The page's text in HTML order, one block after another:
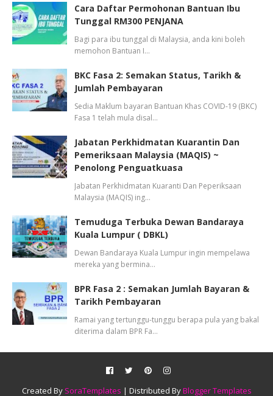
Cara Daftar Permohonan Bantuan Ibu
Tunggal RM300 PENJANA
Bagi para ibu tunggal di Malaysia, anda kini boleh
memohon Bantuan I…
BKC Fasa 2: Semakan Status, Tarikh &
Jumlah Pembayaran
Sedia Maklum bayaran Bantuan Khas COVID-19 (BKC)
Fasa 1 telah mula disal…
Jabatan Perkhidmatan Kuarantin Dan
Pemeriksaan Malaysia (MAQIS) ~
Penolong Penguatkuasa
Jabatan Perkhidmatan Kuaranti Dan Peperiksaan
Malaysia (MAQIS) ing…
Temuduga Terbuka Dewan Bandaraya
Kuala Lumpur ( DBKL)
Dewan Bandaraya Kuala Lumpur ingin mempelawa
mereka yang bermina…
BPR Fasa 2 : Semakan Jumlah Bayaran &
Tarikh Pembayaran
Ramai yang tertunggu-tunggu berapa pula yang bakal
diterima dalam BPR Fa…
Created By SoraTemplates | Distributed ByBlogger Templates